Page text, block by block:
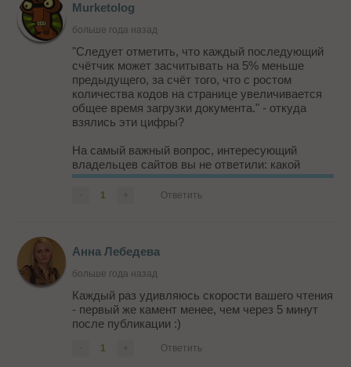
Murketolog
больше года назад
"Следует отметить, что каждый последующий
счётчик может засчитывать на 5% меньше
предыдущего, за счёт того, что с ростом
количества кодов на странице увеличивается
общее время загрузки документа." - откуда
взялись эти цифры?
На самый важный вопрос, интересующий
владельцев сайтов вы не ответили: какой
счетчик точнее (о слишком малых - меньше 30
чел. в сутки и слишком больших - более 10
1 Ответить
Анна Лебедева
больше года назад
Каждый раз удивляюсь скорости вашего чтения
- первый же камент менее, чем через 5 минут
после публикации :)
1 Ответить